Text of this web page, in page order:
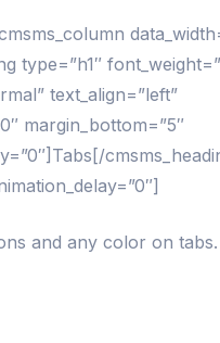
type=”h1″
text_align=”left”
margin_bottom=”5″
and any color on tabs.